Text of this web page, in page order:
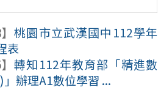
桃園市立武漢國中112學年
表
轉知112年教育部「精進數
辦理A1數位學習 ...